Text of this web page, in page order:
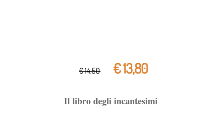
€ 14,50 € 13,80
Il libro degli incantesimi